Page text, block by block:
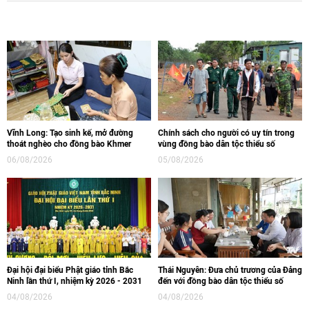
Vĩnh Long: Tạo sinh kế, mở đường
thoát nghèo cho đồng bào Khmer
06/08/2026
Chính sách cho người có uy tín trong
vùng đồng bào dân tộc thiểu số
05/08/2026
Đại hội đại biểu Phật giáo tỉnh Bắc
Ninh lần thứ I, nhiệm kỳ 2026 - 2031
04/08/2026
Thái Nguyên: Đưa chủ trương của Đảng
đến với đồng bào dân tộc thiểu số
04/08/2026